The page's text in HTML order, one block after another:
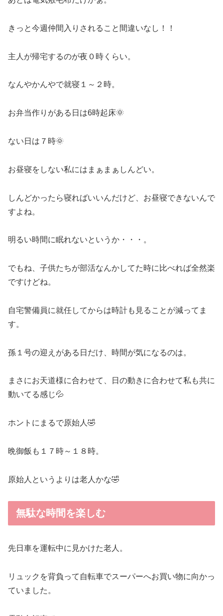
きっと今週仲間入りされること間違いなし！！
主人が帰宅するのが夜０時くらい。
なんやかんやで就寝１～２時。
お弁当作りがある日は6時起床🌞
ない日は７時🌞
お昼寝をしない私にはまぁまぁしんどい。
しんどかったら寝ればいいんだけど、お昼寝できないんで
すよね。
明るい時間に眠れないというか・・・。
でもね、子供たちが部活なんかしてた時に比べれば全然楽
ですけどね。
自宅警備員に就任してからは時計も見ることが減ってま
す。
孫１号の迎えがある日だけ、時間が気になるのは。
まさにお天道様に合わせて、日の動きに合わせて私も共に
動いてる感じ💦
ホントにまるで原始人🤣
晩御飯も１７時～１８時。
原始人というよりは老人かな🤣
無駄な時間を楽しむ
先日車を運転中に見かけた老人。
リュックを背負って自転車でスーパーへお買い物に向かっ
ていました。